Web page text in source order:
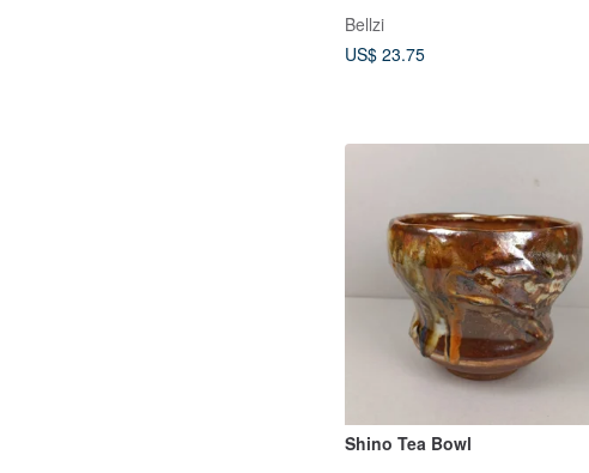
Bellzi
US$ 23.75
Shino Tea Bowl